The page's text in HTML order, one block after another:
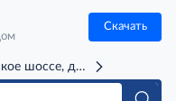
Скачать
шоссе, д. 71Г (м. Речной